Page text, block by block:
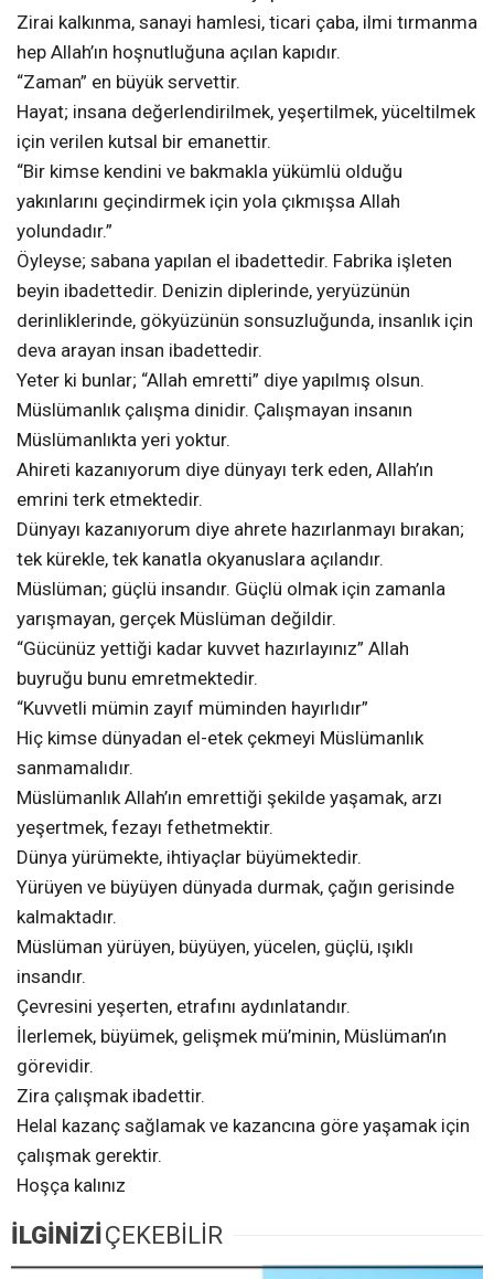
Zirai kalkınma, sanayi hamlesi, ticari çaba, ilmi tırmanma
hep Allah’ın hoşnutluğuna açılan kapıdır.
“Zaman” en büyük servettir.
Hayat; insana değerlendirilmek, yeşertilmek, yüceltilmek
için verilen kutsal bir emanettir.
“Bir kimse kendini ve bakmakla yükümlü olduğu
yakınlarını geçindirmek için yola çıkmışsa Allah
yolundadır.”
Öyleyse; sabana yapılan el ibadettedir. Fabrika işleten
beyin ibadettedir. Denizin diplerinde, yeryüzünün
derinliklerinde, gökyüzünün sonsuzluğunda, insanlık için
deva arayan insan ibadettedir.
Yeter ki bunlar; “Allah emretti” diye yapılmış olsun.
Müslümanlık çalışma dinidir. Çalışmayan insanın
Müslümanlıkta yeri yoktur.
Ahireti kazanıyorum diye dünyayı terk eden, Allah’ın
emrini terk etmektedir.
Dünyayı kazanıyorum diye ahrete hazırlanmayı bırakan;
tek kürekle, tek kanatla okyanuslara açılandır.
Müslüman; güçlü insandır. Güçlü olmak için zamanla
yarışmayan, gerçek Müslüman değildir.
“Gücünüz yettiği kadar kuvvet hazırlayınız” Allah
buyruğu bunu emretmektedir.
“Kuvvetli mümin zayıf müminden hayırlıdır”
Hiç kimse dünyadan el-etek çekmeyi Müslümanlık
sanmamalıdır.
Müslümanlık Allah’ın emrettiği şekilde yaşamak, arzı
yeşertmek, fezayı fethetmektir.
Dünya yürümekte, ihtiyaçlar büyümektedir.
Yürüyen ve büyüyen dünyada durmak, çağın gerisinde
kalmaktadır.
Müslüman yürüyen, büyüyen, yücelen, güçlü, ışıklı
insandır.
Çevresini yeşerten, etrafını aydınlatandır.
İlerlemek, büyümek, gelişmek mü’minin, Müslüman’ın
görevidir.
Zira çalışmak ibadettir.
Helal kazanç sağlamak ve kazancına göre yaşamak için
çalışmak gerektir.
Hoşça kalınız
İLGİNİZİÇEKEBİLİR